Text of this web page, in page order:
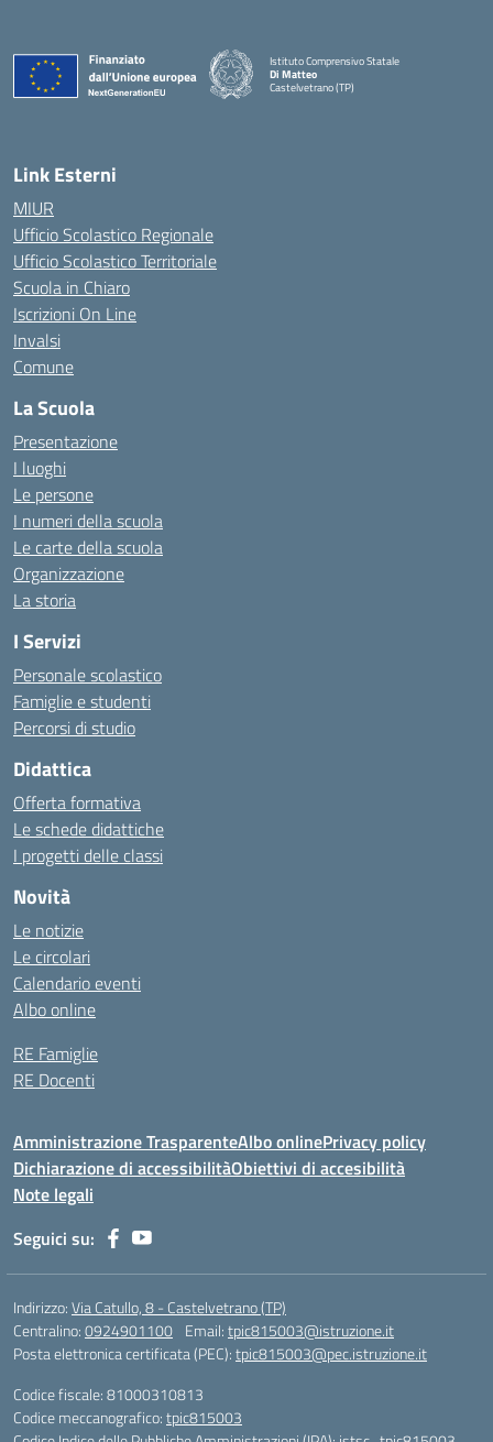
Istituto Comprensivo Statale
Di Matteo
Castelvetrano (TP)
Link Esterni
MIUR
Ufficio Scolastico Regionale
Ufficio Scolastico Territoriale
Scuola in Chiaro
Iscrizioni On Line
Invalsi
Comune
La Scuola
Presentazione
I luoghi
Le persone
I numeri della scuola
Le carte della scuola
Organizzazione
La storia
I Servizi
Personale scolastico
Famiglie e studenti
Percorsi di studio
Didattica
Offerta formativa
Le schede didattiche
I progetti delle classi
Novità
Le notizie
Le circolari
Calendario eventi
Albo online
RE Famiglie
RE Docenti
Amministrazione TrasparenteAlbo onlinePrivacy policy
Dichiarazione di accessibilitàObiettivi di accesibilità
Note legali
Seguici su:
Indirizzo:Via Catullo, 8 - Castelvetrano (TP)
Centralino:0924901100 Email:tpic815003@istruzione.it
Posta elettronica certificata (PEC):tpic815003@pec.istruzione.it
Codice fiscale: 81000310813
Codice meccanografico:tpic815003